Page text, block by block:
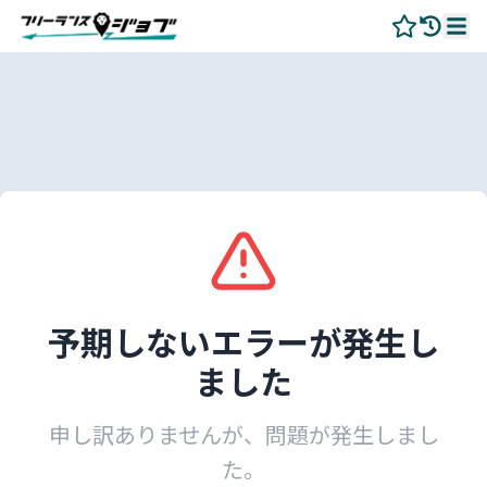
予期しないエラーが発生し
ました
申し訳ありませんが、問題が発生しまし
た。